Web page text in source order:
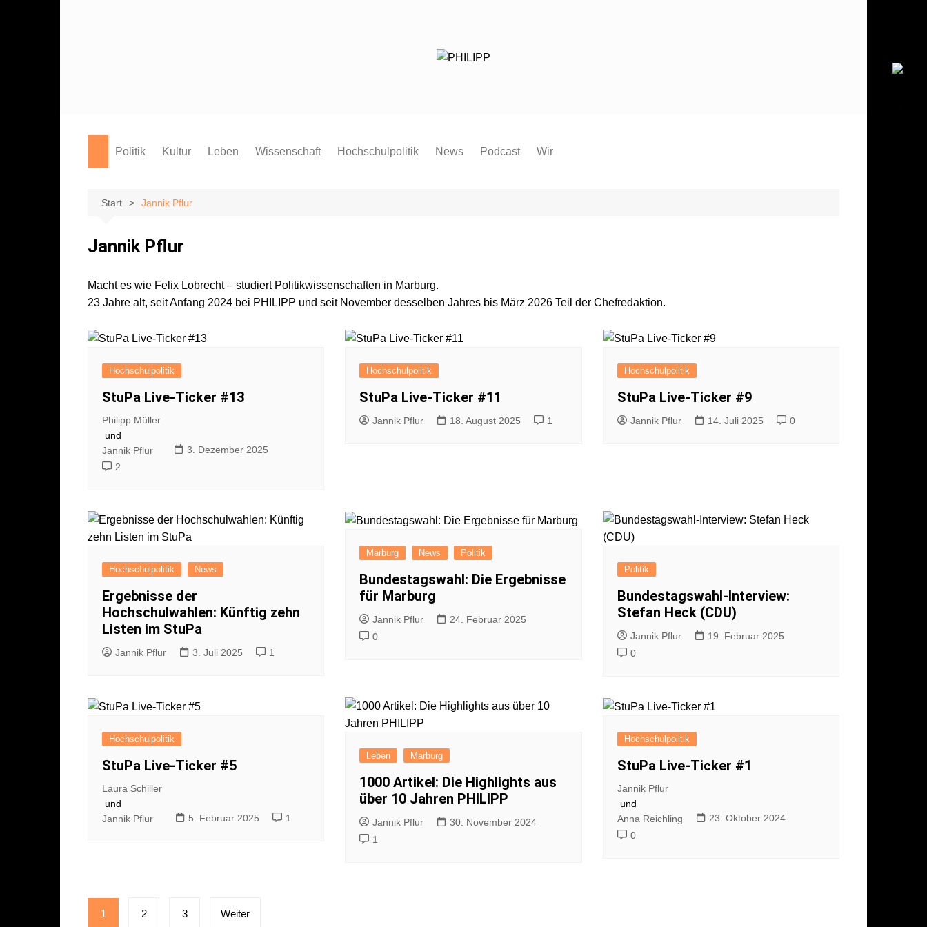
Politik Kultur
Theater
Musik
Leben Wissenschaft Hochschulpolitik News Podcast Wir
Datenschutzerklärung
Start Jannik Pflur
Jannik Pflur
Macht es wie Felix Lobrecht – studiert Politikwissenschaften in Marburg.
23 Jahre alt, seit Anfang 2024 bei PHILIPP und seit November desselben Jahres bis März 2026 Teil der Chefredaktion.
Hochschulpolitik
StuPa Live-Ticker #13
Philipp Müller
und
Jannik Pflur
3. Dezember 2025
2
Hochschulpolitik
StuPa Live-Ticker #11
Jannik Pflur 18. August 2025 1
Hochschulpolitik
StuPa Live-Ticker #9
Jannik Pflur 14. Juli 2025 0
Hochschulpolitik News
Ergebnisse der
Hochschulwahlen: Künftig zehn
Listen im StuPa
Jannik Pflur 3. Juli 2025 1
Marburg News Politik
Bundestagswahl: Die Ergebnisse
für Marburg
Jannik Pflur
24. Februar 2025
0
Politik
Bundestagswahl-Interview:
Stefan Heck (CDU)
Jannik Pflur
19. Februar 2025
0
Hochschulpolitik
StuPa Live-Ticker #5
Laura Schiller
und
Jannik Pflur
5. Februar 2025 1
Leben Marburg
1000 Artikel: Die Highlights aus
über 10 Jahren PHILIPP
Jannik Pflur
30. November 2024
1
Hochschulpolitik
StuPa Live-Ticker #1
Jannik Pflur
und
Anna Reichling
23. Oktober 2024
0
Seitennummerierung
1 2 3 Weiter